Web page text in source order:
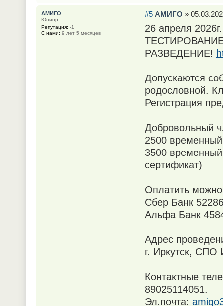
#5 АМИГО »
26 апреля 2026г.
РАЗВЕДЕНИЕ!
Допускаются
родословной.
Регистрация
Добровольный
2500
3500
сертификат)
Оплатить можно
Сбер Банк
Альфа Банк
Адрес
г. Иркутск, СПО
Контактные
89025114051.
Эл.почта:
АМИГО
Юниор
Репутация: -1
С нами: 9 лет 5 месяцев